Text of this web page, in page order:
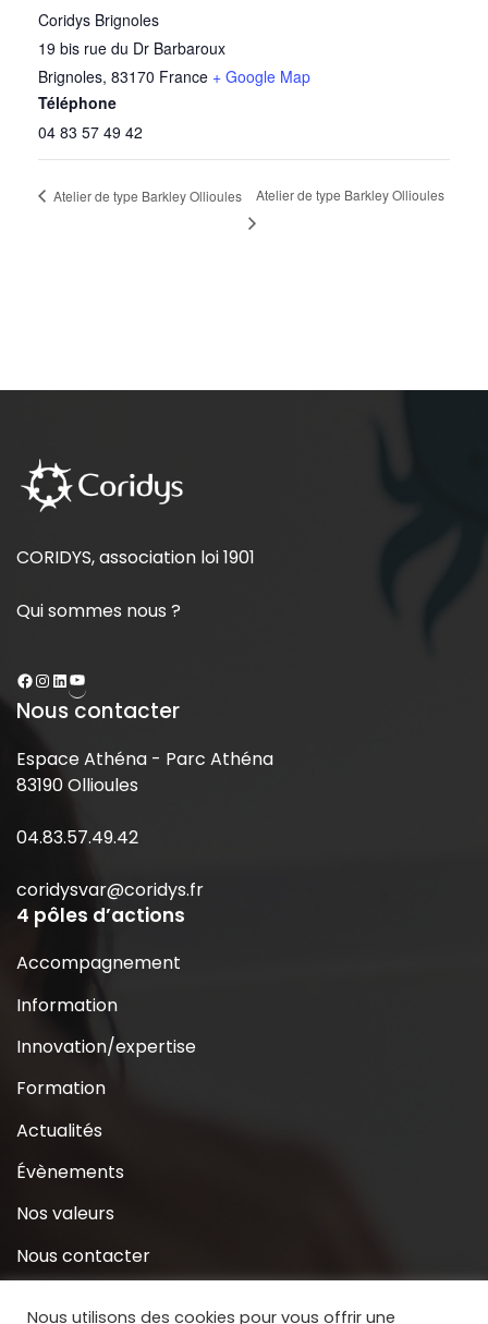
Coridys Brignoles
19 bis rue du Dr Barbaroux
Brignoles, 83170 France + Google Map
Téléphone
04 83 57 49 42
Atelier de type Barkley Ollioules Atelier de type Barkley Ollioules
CORIDYS, association loi 1901
Qui sommes nous ?
Nous contacter
Espace Athéna - Parc Athéna
83190 Ollioules
04.83.57.49.42
coridysvar@coridys.fr
4 pôles d’actions
Accompagnement
Information
Innovation/expertise
Formation
Actualités
Évènements
Nos valeurs
Nous contacter
Nous utilisons des cookies pour vous offrir une